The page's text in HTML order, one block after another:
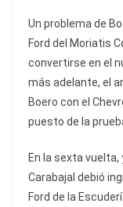
Un problema de
Ford del Moriatis
convertirse en el
más adelante, el
Boero con el
puesto de la
En la sexta
Carabajal debió
Ford de la